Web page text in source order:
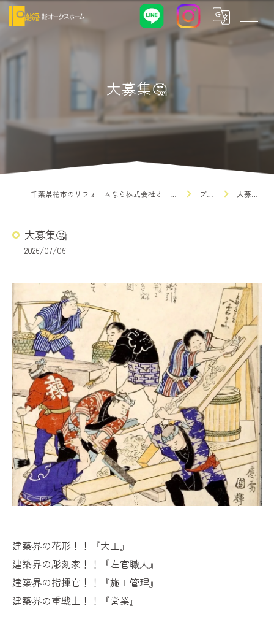
大募集🤔
ブログ 大募集🤔
大募集🤔
2026/07/06
建築界の花形！！『大工』
建築界の彫刻家！！『左官職人』
建築界の指揮官！！『施工管理』
建築界の重戦士！！『営業』